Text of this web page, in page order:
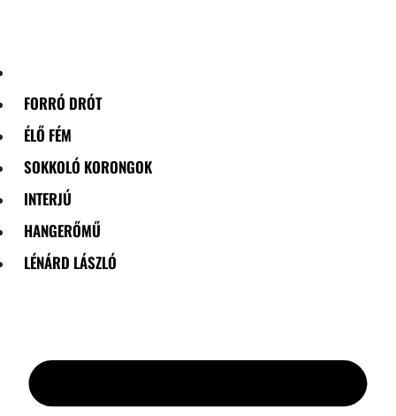
FORRÓ DRÓT
ÉLŐ FÉM
SOKKOLÓ KORONGOK
INTERJÚ
HANGERŐMŰ
LÉNÁRD LÁSZLÓ